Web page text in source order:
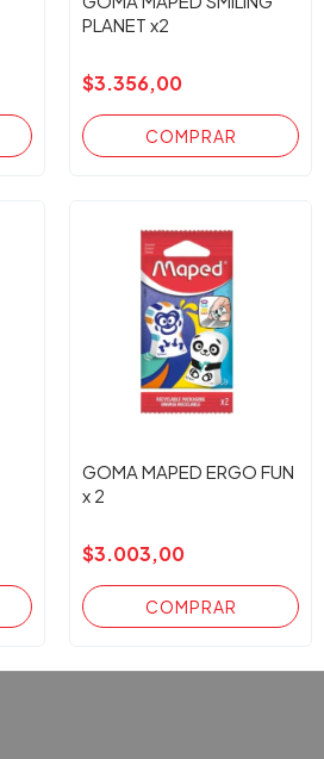
PLANET x2
$3.356,00
GOMA MAPED ERGO FUN
x 2
$3.003,00